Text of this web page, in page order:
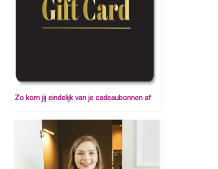
Zo kom jij eindelijk van je cadeaubonnen af